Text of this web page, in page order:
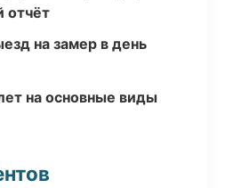
отчёт
на замер в день
на основные виды